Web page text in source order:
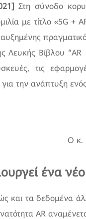
Στη σύνοδο
με τίτλο «5G +
Λευκής Βίβλου
τις
την ανάπτυξη
Ο κ.
ένα
και τα δεδομένα
AR